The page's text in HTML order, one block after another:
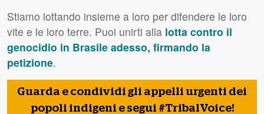
Stiamo lottando insieme a loro per difendere le loro
vite e le loro terre. Puoi unirti alla lotta contro il
genocidio in Brasile adesso, firmando la
petizione.
Guarda e condividi gli appelli urgenti dei
popoli indigeni e segui #TribalVoice!